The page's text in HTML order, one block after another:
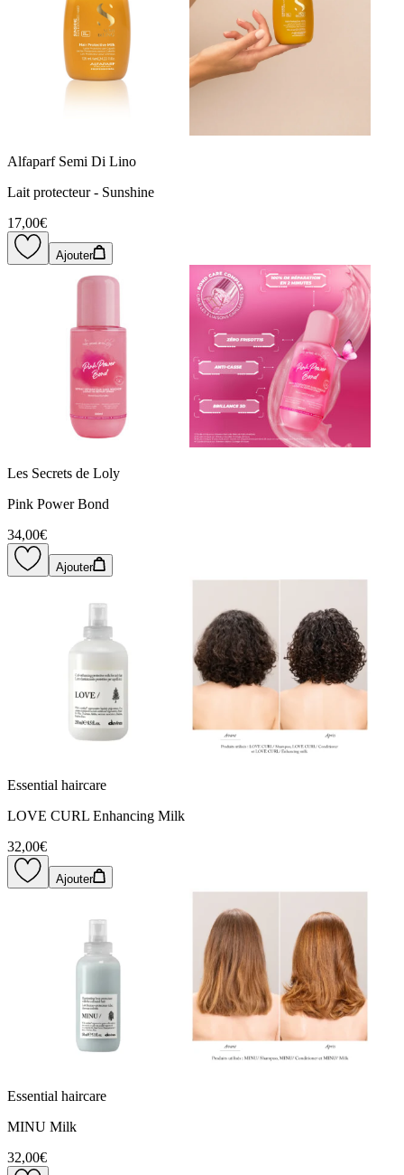
Alfaparf Semi Di Lino
Lait protecteur - Sunshine
17,00€
Ajouter
Les Secrets de Loly
Pink Power Bond
34,00€
Ajouter
Essential haircare
LOVE CURL Enhancing Milk
32,00€
Ajouter
Essential haircare
MINU Milk
32,00€